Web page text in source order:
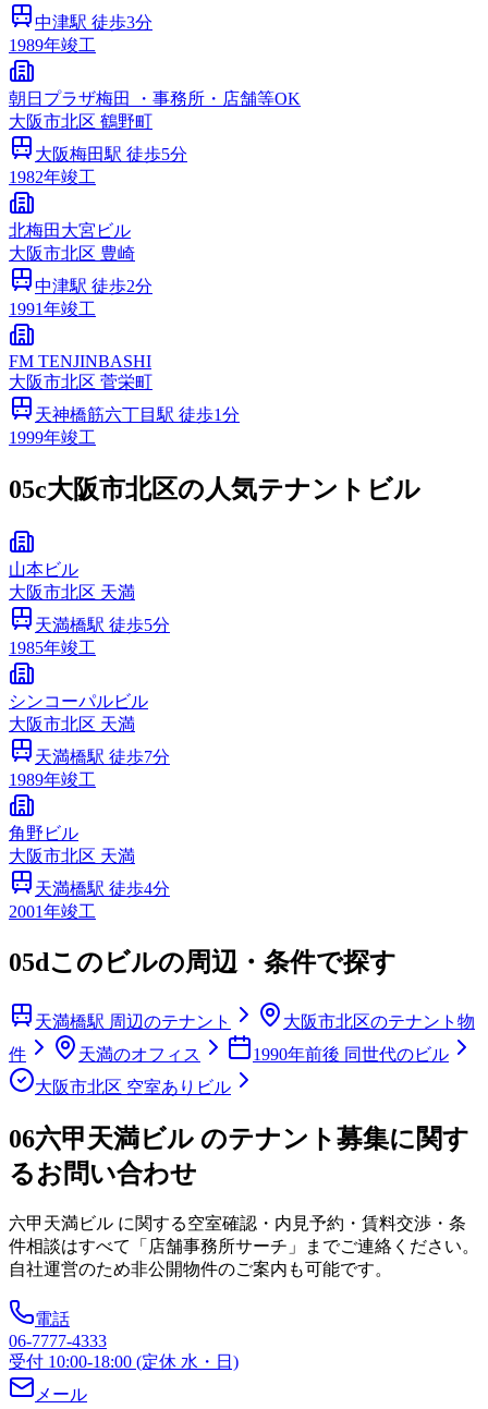
中津駅 徒歩3分
1989年竣工
朝日プラザ梅田 ・事務所・店舗等OK
大阪市北区 鶴野町
大阪梅田駅 徒歩5分
1982年竣工
北梅田大宮ビル
大阪市北区 豊崎
中津駅 徒歩2分
1991年竣工
FM TENJINBASHI
大阪市北区 菅栄町
天神橋筋六丁目 駅 徒歩1分
1999年竣工
05c大阪市北区の人気テナントビル
山本ビル
大阪市北区 天満
天満橋駅 徒歩5分
1985年竣工
シンコーパルビル
大阪市北区 天満
天満橋駅 徒歩7分
1989年竣工
角野ビル
大阪市北区 天満
天満橋駅 徒歩4分
2001年竣工
05dこのビルの周辺・条件で探す
天満橋駅 周辺のテナント
大阪市北区のテナント物
件
天満のオフィス
1990年前後 同世代のビル
大阪市北区 空室ありビル
06六甲天満ビル のテナント募集に関す
るお問い合わせ
六甲天満ビル に関する空室確認・内見予約・賃料交渉・条
件相談はすべて「店舗事務所サーチ」までご連絡ください。
自社運営のため非公開物件のご案内も可能です。
電話
06-7777-4333
受付 10:00-18:00 (定休 水・日)
メール